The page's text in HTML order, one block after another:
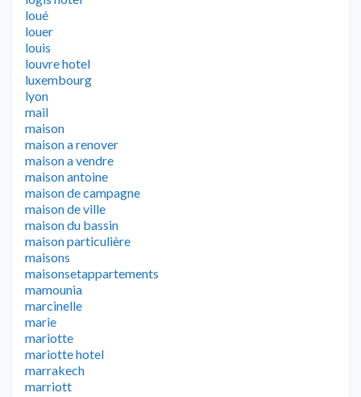
loué
louer
louis
louvre hotel
luxembourg
lyon
mail
maison
maison a renover
maison a vendre
maison antoine
maison de campagne
maison de ville
maison du bassin
maison particulière
maisons
maisonsetappartements
mamounia
marcinelle
marie
mariotte
mariotte hotel
marrakech
marriott